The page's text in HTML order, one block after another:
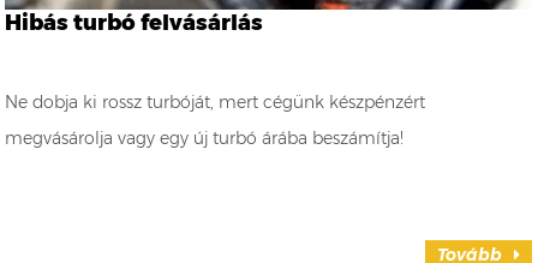
Hibás turbó felvásárlás
Ne dobja ki rossz turbóját, mert cégünk készpénzért
megvásárolja vagy egy új turbó árába beszámítja!
Tovább